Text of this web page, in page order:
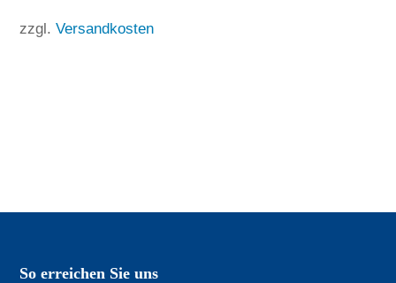
zzgl.Versandkosten
So erreichen Sie uns